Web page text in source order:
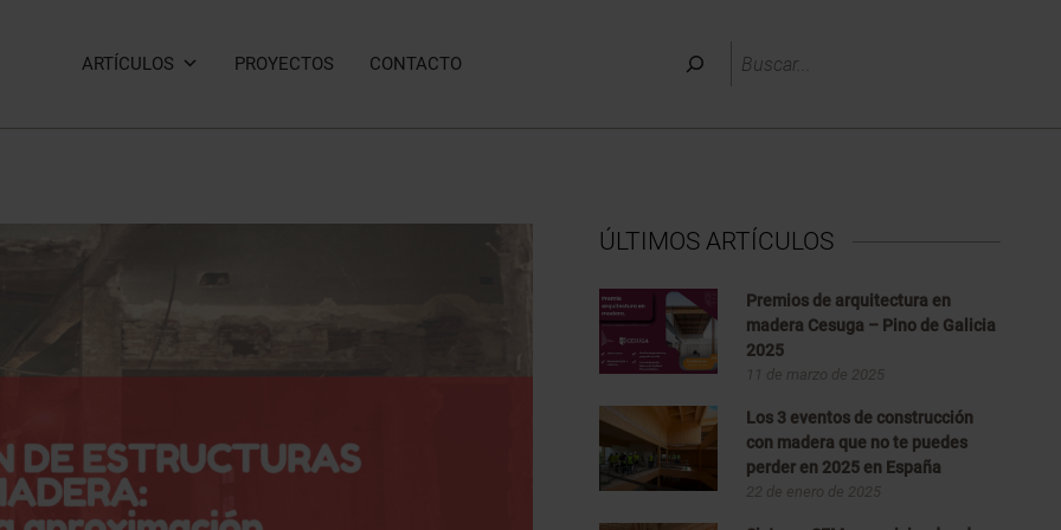
ARTÍCULOS PROYECTOS CONTACTO Buscar
ÚLTIMOS ARTÍCULOS
Premios de arquitectura en
madera Cesuga – Pino de Galicia
2025
11 de marzo de 2025
Los 3 eventos de construcción
con madera que no te puedes
perder en 2025 en España
22 de enero de 2025